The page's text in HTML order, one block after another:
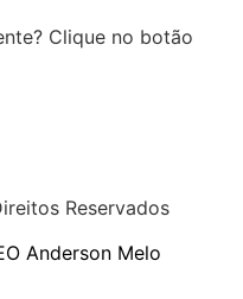
Clique no botão
Anderson Melo
Reservados